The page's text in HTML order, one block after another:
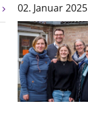
02. Januar 2025